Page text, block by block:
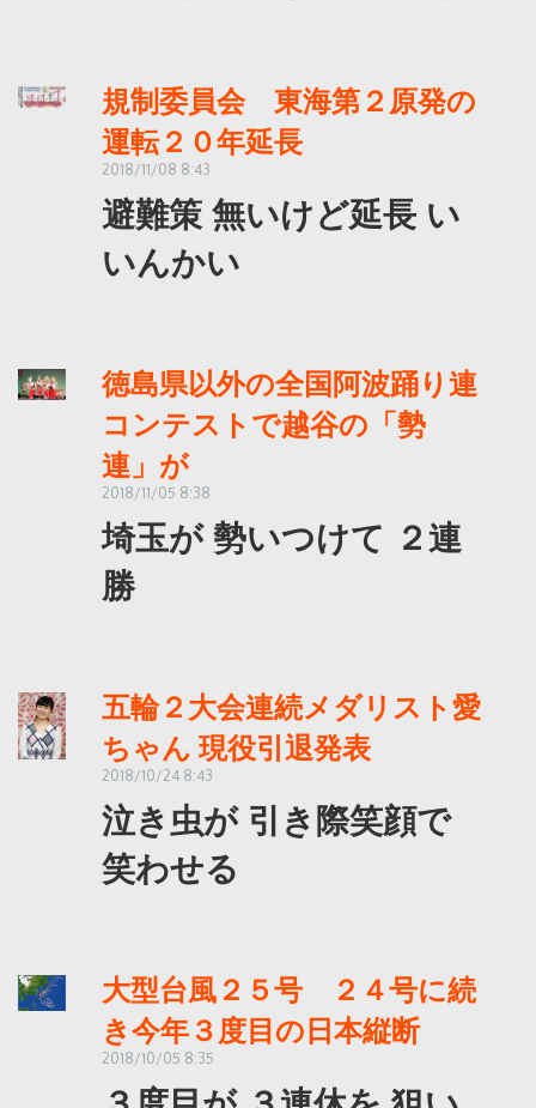
規制委員会 東海第２原発の
運転２０年延長
2018/11/08 8:43
避難策 無いけど延長 い
いんかい
徳島県以外の全国阿波踊り連
コンテストで越谷の「勢
連」が
2018/11/05 8:38
埼玉が 勢いつけて ２連
勝
五輪２大会連続メダリスト愛
ちゃん 現役引退発表
2018/10/24 8:43
泣き虫が 引き際笑顔で
笑わせる
大型台風２５号 ２４号に続
き今年３度目の日本縦断
2018/10/05 8:35